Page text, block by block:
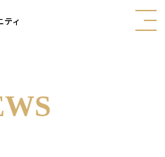
ティ